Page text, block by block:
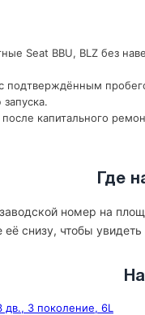
Seat BBU, BLZ без
подтверждённым
капитального
Где
номер на
её снизу, чтобы
дв., 3 поколение, 6L